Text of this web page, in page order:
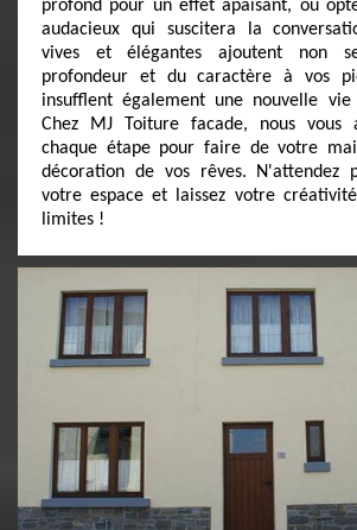
profond pour un effet apaisant, ou
audacieux qui suscitera la
vives et élégantes ajoutent non
profondeur et du caractère à vos
insufflent également une nouvelle
Chez MJ Toiture facade, nous vous
chaque étape pour faire de votre
décoration de vos rêves. N'attendez
votre espace et laissez votre
limites !